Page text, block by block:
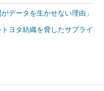
データを生かせない理由」
ヨタ紡織を脅したサプライ